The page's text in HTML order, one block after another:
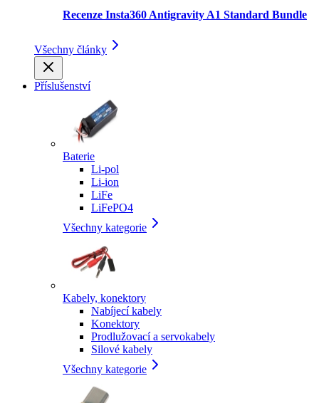
Recenze Insta360 Antigravity A1 Standard Bundle
Všechny články
Příslušenství
Baterie
Li-pol
Li-ion
LiFe
LiFePO4
Všechny kategorie
Kabely, konektory
Nabíjecí kabely
Konektory
Prodlužovací a servokabely
Silové kabely
Všechny kategorie